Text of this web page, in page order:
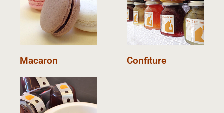
Macaron Confiture